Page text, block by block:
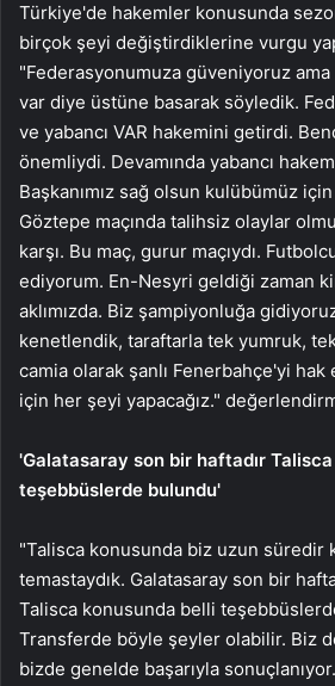
Türkiye'de hakemler konusunda
birçok şeyi değiştirdiklerine vurgu
"Federasyonumuza güveniyoruz
var diye üstüne basarak söyledik.
ve yabancı VAR hakemini getirdi.
önemliydi. Devamında yabancı
Başkanımız sağ olsun kulübümüz
Göztepe maçında talihsiz olaylar
karşı. Bu maç, gurur maçıydı.
ediyorum. En-Nesyri geldiği zaman
aklımızda. Biz şampiyonluğa
kenetlendik, taraftarla tek yumruk,
camia olarak şanlı Fenerbahçe'yi
için her şeyi yapacağız."
'Galatasaray son bir haftadır
teşebbüslerde bulundu'
"Talisca konusunda biz uzun süredir
temastaydık. Galatasaray son bir
Talisca konusunda belli
Transferde böyle şeyler olabilir. Biz
bizde genelde başarıyla sonuçlanıyor.